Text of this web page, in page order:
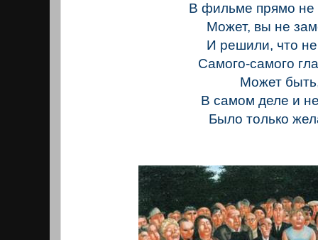
В фильме прямо не
Может, вы не
И решили, что
Самого-самого
Может
В самом деле и
Было только